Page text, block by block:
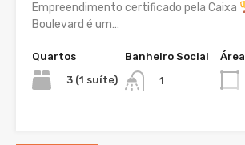
Empreendimento certificado pela Caixa
Boulevard é um…
Quartos
3 (1 suíte)
Banheiro Social
1
Área